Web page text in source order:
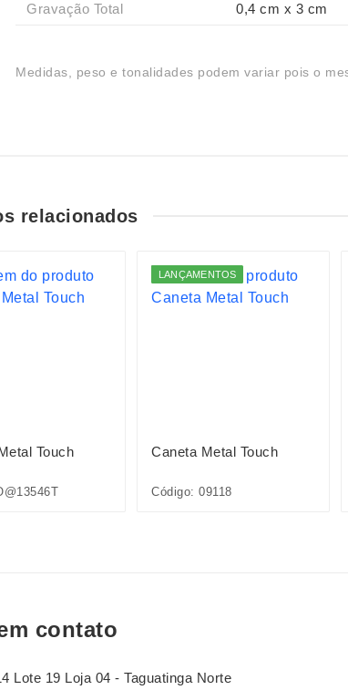
Gravação Total 0,4 cm x 3 cm
Medidas, peso e tonalidades podem variar pois o
relacionados
Touch
LANÇAMENTOS
Caneta Metal Touch
Código: 09118
contato
Lote 19 Loja 04 - Taguatinga Norte